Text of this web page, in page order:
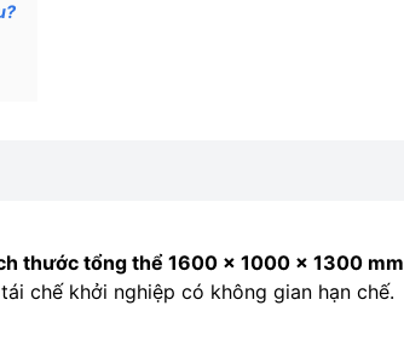
thước tổng thể 1600 × 1000 × 1300 mm
chế khởi nghiệp có không gian hạn chế.